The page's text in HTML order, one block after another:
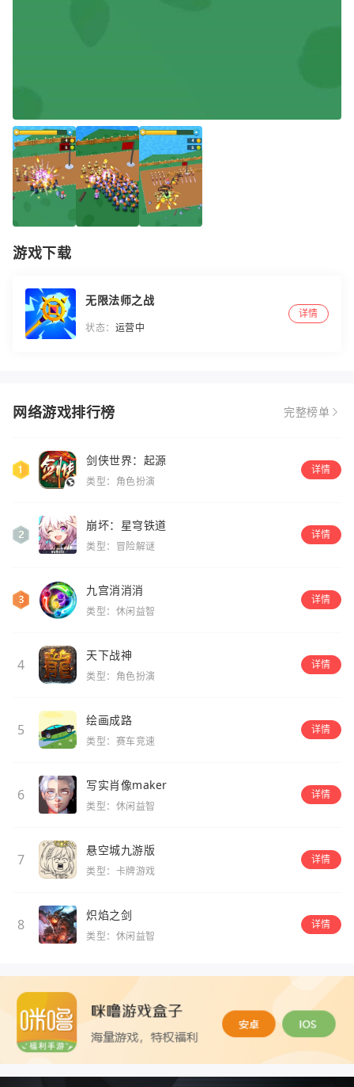
游戏下载
无限法师之战
状态： 运营中
详情
网络游戏排行榜 完整榜单
剑侠世界：起源
类型：角色扮演
详情
崩坏：星穹铁道
类型：冒险解谜
详情
九宫消消消
类型：休闲益智
详情
4
天下战神
类型：角色扮演
详情
5
绘画成路
类型：赛车竞速
详情
6
写实肖像maker
类型：休闲益智
详情
7
悬空城九游版
类型：卡牌游戏
详情
8
炽焰之剑
类型：休闲益智
详情